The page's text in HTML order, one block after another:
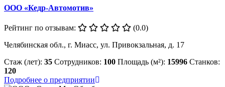
ООО «Кедр-Автомотив»
Рейтинг по отзывам:
(0.0)
Челябинская обл., г. Миасс, ул. Привокзальная, д. 17
Стаж (лет): 35 Сотрудников: 100 Площадь (м²): 15996 Станков:
120
Подробнее о предприятии